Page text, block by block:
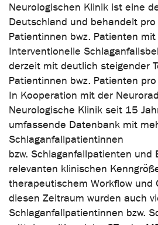
Neurologischen Klinik ist eine
Deutschland und behandelt
Patientinnen bwz. Patienten
Interventionelle
derzeit mit deutlich steigender
Patientinnen bwz. Patienten
In Kooperation mit der
Neurologische Klinik seit 15
umfassende Datenbank mit
Schlaganfallpatientinnen
bzw. Schlaganfallpatienten und
relevanten klinischen
therapeutischem Workflow und
diesen Zeitraum wurden auch
Schlaganfallpatientinnen bzw.